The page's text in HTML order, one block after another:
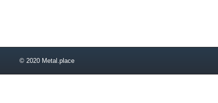
© 2020 Metal.place